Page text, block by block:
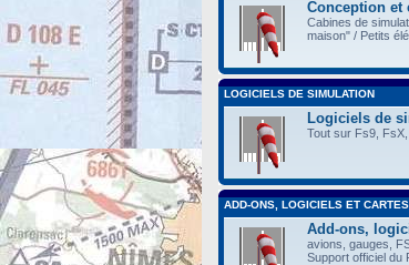
Conception et
Cabines de
maison" / Petits
LOGICIELS DE SIMULATION
Logiciels de
Tout sur Fs9,
ADD-ONS, LOGICIELS ET
Add-ons,
avions, gauges,
Support officiel du